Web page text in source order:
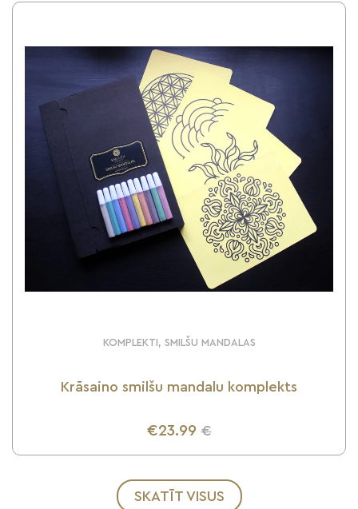
KOMPLEKTI, SMILŠU MANDALAS
Krāsaino smilšu mandalu komplekts
€23.99 €
UZZINI VAIRĀK
SKATĪT VISUS